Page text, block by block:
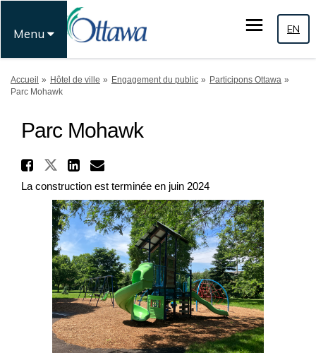
Menu EN
Vous êtes ici:
Accueil Hôtel de ville Engagement du public
Participons Ottawa
Parc Mohawk
Parc Mohawk
Partager Parc Mohawk sur
Partager Parc Mohawk sur
Partager Parc Mohawk
Courriel Parc Mohawk
La construction est terminée en juin 2024